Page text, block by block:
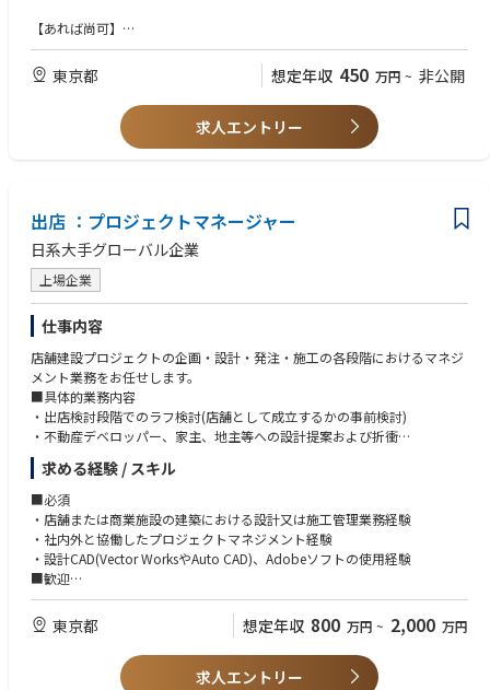
想定対応型数：年間 100～140型 シーズン 50～70型
※Steven Alanをメインにご担当いただく想定ですが、他のブランドも兼務
で
ご対応いただくことになります。
（変更の範囲）変更なし
いただけるモノづくりを大切にしています。
ブランドの世界観を体現するためのこだわったモノ作りに携われることが
できます｡
・商品の検品/工程管理だけではなく、他部署と連携をして「モノづく
り」に携わることができます。
また、年に1，2回国内工場への出張もあり、ご自身の知見を深めていただ
くことも可能です。
ご希望であれば、新規開拓にも挑戦していただける環境です。
【あれば尚可】
・ニット経験
・生地の物性や品質に関する知識のある方
【求める人物像】
・時代感のキャッチアップが出来る方
・変化を柔軟に楽しめる方
東京都 想定年収 450 万円 ~ 非公開
求人エントリー
出店 ：プロジェクトマネージャー
日系大手グローバル企業
上場企業
仕事内容
店舗建設プロジェクトの企画・設計・発注・施工の各段階におけるマネジ
メント業務をお任せします。
■具体的業務内容
・出店検討段階でのラフ検討(店舗として成立するかの事前検討)
・不動産デベロッパー、家主、地主等への設計提案および折衝
・新規店舗の企画、予算及びマスタースケジュールの作成、店舗オープン
までのマネジメント(予算管理～スケジュール管理ほか)
・大量新規出店のための企画推進(プロセス確立、コストダウン、新しい工
法提案、社外パートナーとのリレーションシップ強化ほか)
・社内外関係者社に向けた店舗の設計・施工・メンテナンスに関わる品質
基準の設定、トレーニングやモニタリング等の推進
・設計・デザイン会社・建設会社の選定・管理業務（デザインコンセプト
・建物管理業務（ホテルオペレーターやビルメンテ会社の統括管理。建築
関係のほか、電気・設備関係も含む）
・業務の効率化、標準化のための仕組みづくり など
求める経験 / スキル
■必須
・店舗または商業施設の建築における設計又は施工管理業務経験
・社内外と協働したプロジェクトマネジメント経験
・設計CAD(Vector WorksやAuto CAD)、Adobeソフトの使用経験
■歓迎
・一級建築士又は1級建築施工管理技士 有資格者
・Revit(BIM)の使用・学習経験
・ボリュームチェック業務経験
・TOEIC700点程度、または同等の英語スキルをお持ちの方
東京都 想定年収 800 万円 ~ 2,000 万円
求人エントリー